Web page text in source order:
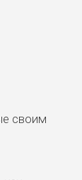
своим